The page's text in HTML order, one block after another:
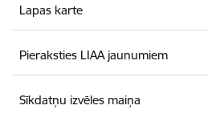
Lapas karte
Pieraksties LIAA jaunumiem
Sīkdatņu izvēles maiņa